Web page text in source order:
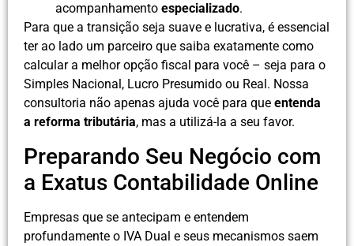
acompanhamento especializado.
Para que a transição seja suave e lucrativa, é essencial
ter ao lado um parceiro que saiba exatamente como
calcular a melhor opção fiscal para você – seja para o
Simples Nacional, Lucro Presumido ou Real. Nossa
consultoria não apenas ajuda você para que entenda
a reforma tributária, mas a utilizá-la a seu favor.
Preparando Seu Negócio com
a Exatus Contabilidade Online
Empresas que se antecipam e entendem
profundamente o IVA Dual e seus mecanismos saem